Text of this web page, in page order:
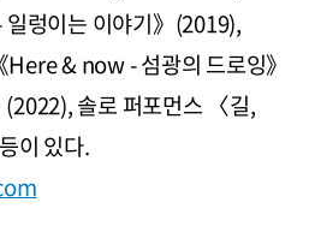
렁이는 이야기》(2019),
& now - 섬광의 드로잉》
솔로 퍼포먼스 〈길,
이 있다.